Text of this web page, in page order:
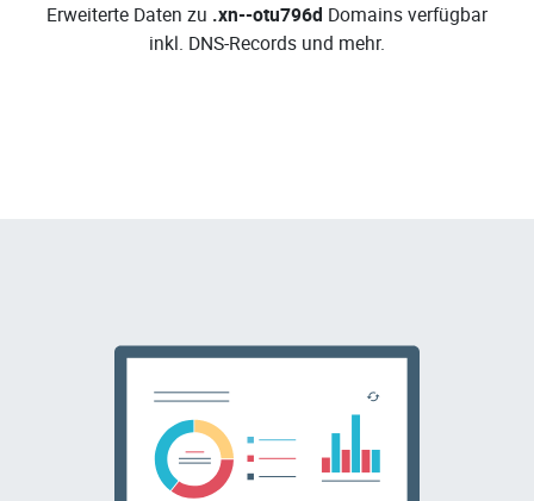
Erweiterte Daten zu .xn--otu796d Domains verfügbar
inkl. DNS-Records und mehr.